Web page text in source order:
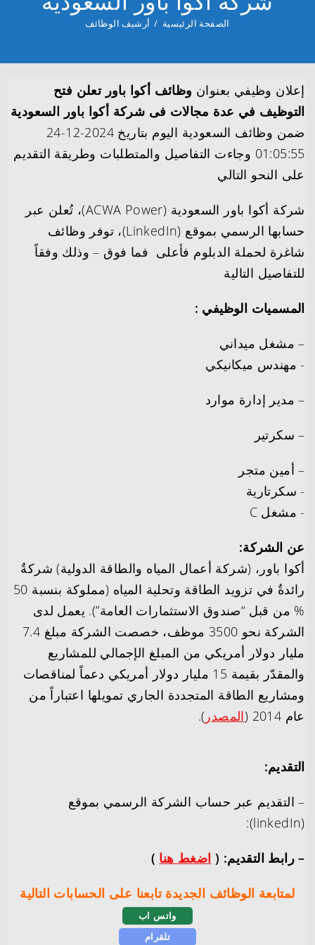
الصفحة الرئيسية / أرشيف الوظائف
إعلان وظيفي بعنوان وظائف أكوا باور تعلن فتح
التوظيف في عدة مجالات فى شركة أكوا باور السعودية
ضمن وظائف السعودية اليوم بتاريخ 2024-12-24
01:05:55 وجاءت التفاصيل والمتطلبات وطريقة التقديم
على النحو التالي
شركة أكوا باور السعودية (ACWA Power)، تُعلن عبر
حسابها الرسمي بموقع (LinkedIn)، توفر وظائف
شاغرة لحملة الدبلوم فأعلى فما فوق – وذلك وفقاً
للتفاصيل التالية
المسميات الوظيفي :
– مشغل ميداني
‏- مهندس ميكانيكي
– مدير إدارة موارد
– سكرتير
– أمين متجر
‏- سكرتارية
‏- مشغل C
عن الشركة:
أكوا باور، (شركة أعمال المياه والطاقة الدولية) شركةٌ
رائدةٌ في تزويد الطاقة وتحلية المياه (مملوكة بنسبة 50
% من قبل “صندوق الاستثمارات العامة”). يعمل لدى
الشركة نحو 3500 موظف، خصصت الشركة مبلغ 7.4
مليار دولار أمريكي من المبلغ الإجمالي للمشاريع
والمقدّر بقيمة 15 مليار دولار أمريكي دعماً لمناقصات
ومشاريع الطاقة المتجددة الجاري تمويلها اعتباراً من
عام 2014 (
المصدر ).
التقديم:
– التقديم عبر حساب الشركة الرسمي بموقع
(linkedIn):
– رابط التقديم: ( اضغط هنا )
لمتابعة الوظائف الجديدة تابعنا على الحسابات التالية
واتس اب
تلقرام